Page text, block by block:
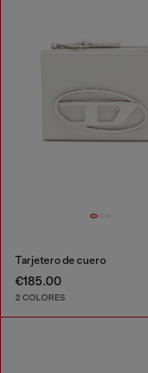
Tarjetero de cuero
€185.00
2 COLORES